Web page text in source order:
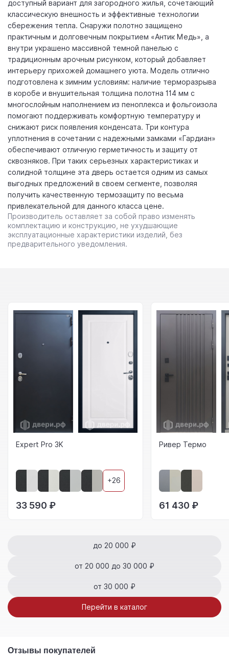
доступный вариант для загородного жилья, сочетающий
классическую внешность и эффективные технологии
сбережения тепла. Снаружи полотно защищено
практичным и долговечным покрытием «Антик Медь», а
внутри украшено массивной темной панелью с
традиционным арочным рисунком, который добавляет
интерьеру прихожей домашнего уюта. Модель отлично
подготовлена к зимним условиям: наличие терморазрыва
в коробе и внушительная толщина полотна 114 мм с
многослойным наполнением из пеноплекса и фольгоизола
помогают поддерживать комфортную температуру и
снижают риск появления конденсата. Три контура
уплотнения в сочетании с надежными замками «Гардиан»
обеспечивают отличную герметичность и защиту от
сквозняков. При таких серьезных характеристиках и
солидной толщине эта дверь остается одним из самых
выгодных предложений в своем сегменте, позволяя
получить качественную термозащиту по весьма
привлекательной для данного класса цене.
Производитель оставляет за собой право изменять
комплектацию и конструкцию, не ухудшающие
эксплуатационные характеристики изделий, без
предварительного уведомления.
Expert Pro 3K
+26
33 590 ₽
Ривер Термо
61 430 ₽
до 20 000 ₽
от 20 000 до 30 000 ₽
от 30 000 ₽
Перейти в каталог
Отзывы покупателей